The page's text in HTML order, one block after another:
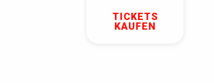
TICKETS
KAUFEN